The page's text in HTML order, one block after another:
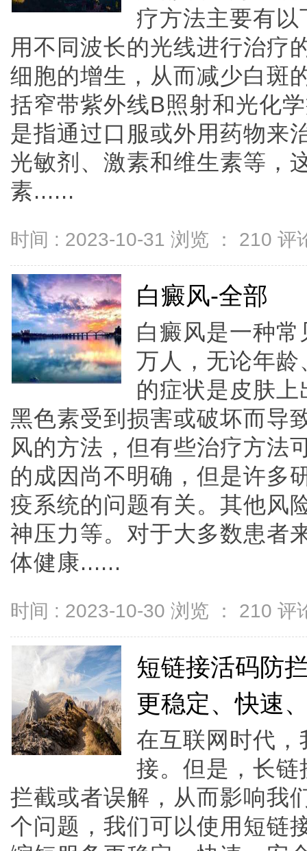
疗方法主要有
用不同波长的光线进行治疗
细胞的增生，从而减少白斑
括窄带紫外线B照射和光化
是指通过口服或外用药物来
光敏剂、激素和维生素等，
素......
时间 : 2023-10-31 浏览 ： 210 评
白癜风-全部
白癜风是一种
万人，无论年
的症状是皮肤
黑色素受到损害或破坏而导
风的方法，但有些治疗方法
的成因尚不明确，但是许多
疫系统的问题有关。其他风
神压力等。对于大多数患者
体健康......
时间 : 2023-10-30 浏览 ： 210 评
短链接活码防
更稳定、快速
在互联网时代
接。但是，长
拦截或者误解，从而影响我
个问题，我们可以使用短链